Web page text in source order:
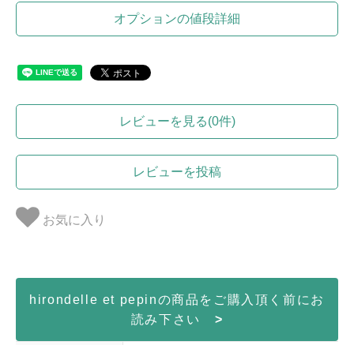
オプションの値段詳細
レビューを見る(0件)
レビューを投稿
お気に入り
hirondelle et pepinの商品をご購入頂く前にお
読み下さい >